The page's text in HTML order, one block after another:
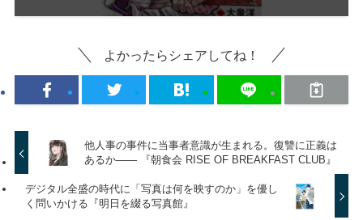
よかったらシェアしてね！
他人事の事件に当事者意識が生まれる。復讐に正義は
あるか—— 『朝食会 RISE OF BREAKFAST CLUB』
デジタル全盛の時代に「写真は何を映すのか」を優し
く問いかける『明日を綴る写真館』